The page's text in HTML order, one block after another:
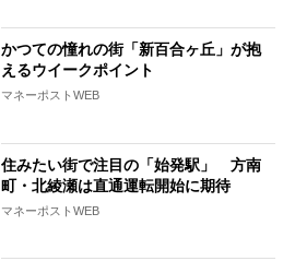
かつての憧れの街「新百合ヶ丘」が抱
えるウイークポイント
マネーポストWEB
住みたい街で注目の「始発駅」 方南
町・北綾瀬は直通運転開始に期待
マネーポストWEB